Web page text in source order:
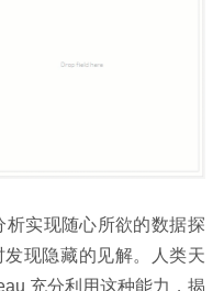
现隐藏的见解。人类天
充分利用这种能力，揭